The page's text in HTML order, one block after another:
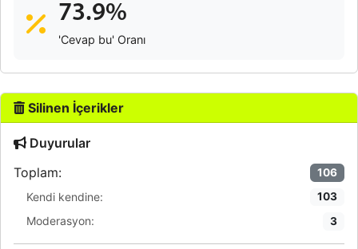
73.9%
'Cevap bu' Oranı
Silinen İçerikler
Duyurular
Toplam:
106
Kendi kendine: 103
Moderasyon: 3